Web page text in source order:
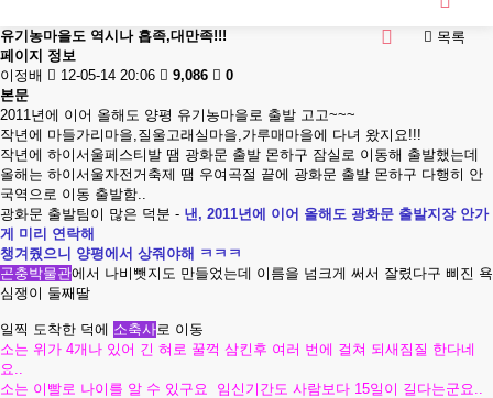
목록
유기농마을도 역시나 흡족,대만족!!!
페이지 정보
이정배
12-05-14 20:06 9,086
0
본문
2011년에 이어 올해도 양평 유기농마을로 출발 고고~~~
작년에 마들가리마을,질울고래실마을,가루매마을에 다녀 왔지요!!!
작년에 하이서울페스티발 땜 광화문 출발 몬하구 잠실로 이동해 출발했는데
올해는 하이서울자전거축제 땜 우여곡절 끝에 광화문 출발 몬하구 다행히 안
국역으로 이동 출발함..
광화문 출발팀이 많은 덕분 - 낸, 2011년에 이어 올해도 광화문 출발지장 안가
게 미리 연락해
챙겨줬으니 양평에서 상줘야해 ㅋㅋㅋ
곤충박물관에서 나비뺏지도 만들었는데 이름을 넘크게 써서 잘렸다구 삐진 욕
심쟁이 둘째딸
일찍 도착한 덕에 소축사로 이동
소는 위가 4개나 있어 긴 혀로 꿀꺽 삼킨후 여러 번에 걸쳐 되새짐질 한다네
요..
소는 이빨로 나이를 알 수 있구요 임신기간도 사람보다 15일이 길다는군요..